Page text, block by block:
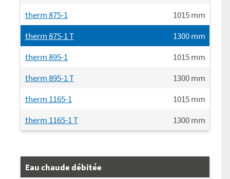
therm 875-1
1015mm
therm 875-1 T
1300mm
therm 895-1
1015mm
therm 895-1 T
1300mm
therm 1165-1
1015mm
therm 1165-1 T
1300mm
Eau chaude débitée